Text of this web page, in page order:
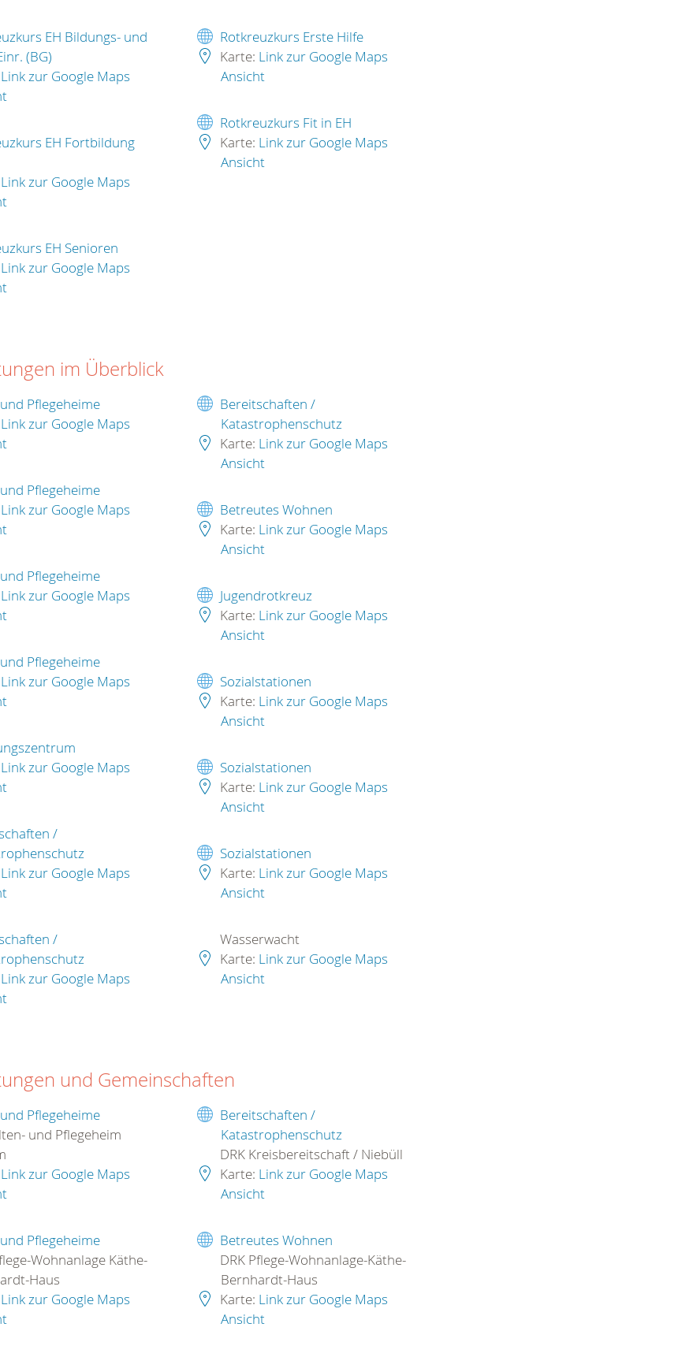
EH Bildungs- und
(BG)
Link zur Google Maps
EH Fortbildung
Link zur Google Maps
EH Senioren
Link zur Google Maps
Rotkreuzkurs Erste Hilfe
Karte: Link zur Google Maps
Ansicht
Rotkreuzkurs Fit in EH
Karte: Link zur Google Maps
Ansicht
im Überblick
Pflegeheime
Link zur Google Maps
Pflegeheime
Link zur Google Maps
Pflegeheime
Link zur Google Maps
Pflegeheime
Link zur Google Maps
Link zur Google Maps
/
Link zur Google Maps
/
Link zur Google Maps
Bereitschaften /
Katastrophenschutz
Karte: Link zur Google Maps
Ansicht
Betreutes Wohnen
Karte: Link zur Google Maps
Ansicht
Jugendrotkreuz
Karte: Link zur Google Maps
Ansicht
Sozialstationen
Karte: Link zur Google Maps
Ansicht
Sozialstationen
Karte: Link zur Google Maps
Ansicht
Sozialstationen
Karte: Link zur Google Maps
Ansicht
Wasserwacht
Karte: Link zur Google Maps
Ansicht
und Gemeinschaften
Pflegeheime
und Pflegeheim
Link zur Google Maps
Pflegeheime
Wohnanlage Käthe-
Haus
Link zur Google Maps
Bereitschaften /
Katastrophenschutz
DRK Kreisbereitschaft / Niebüll
Karte: Link zur Google Maps
Ansicht
Betreutes Wohnen
DRK Pflege-Wohnanlage-Käthe-
Bernhardt-Haus
Karte: Link zur Google Maps
Ansicht